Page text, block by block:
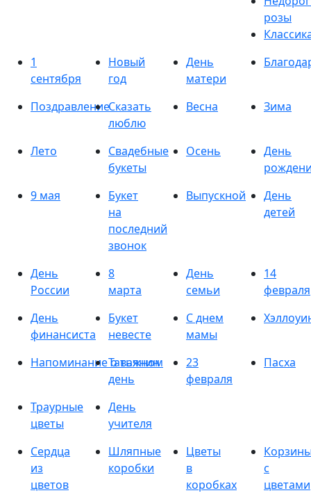
розы
1
сентября
Новый
год
День
матери
ПоздравлениеСказать
люблю
Весна Зима
Лето
Свадебные
букеты
Осень
День
9 мая
Букет
на
последний
звонок
Выпускной
День
детей
День
России
8
марта
День
семьи
14
февраля
День
финансиста
Букет
невесте
С днем
мамы
Напоминание о важном
Татьянин
день
23
февраля
Пасха
Траурные
цветы
День
учителя
Сердца
из
цветов
Шляпные
коробки
Цветы
в
коробках
с
цветами